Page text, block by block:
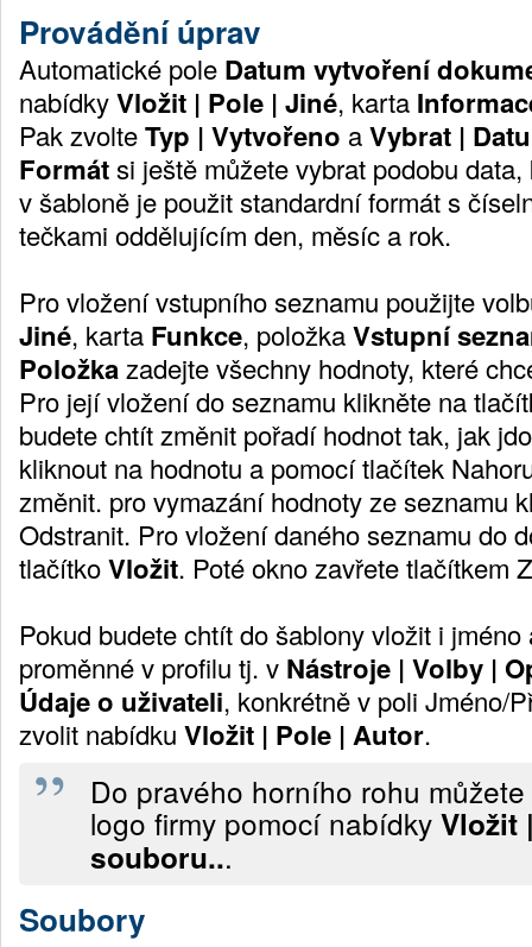
Provádění úprav
Automatické pole Datum vytvoření
nabídkyVložit | Pole | Jiné, karta
Pak zvolteTyp | Vytvořeno aVybrat |
Formátsi ještě můžete vybrat podobu
v šabloně je použit standardní formát s
tečkami oddělujícím den, měsíc a rok.
Pro vložení vstupního seznamu použijte
Jiné, karta Funkce, položkaVstupní
Položkazadejte všechny hodnoty, které
Pro její vložení do seznamu klikněte na
budete chtít změnit pořadí hodnot tak, jak
kliknout na hodnotu a pomocí tlačítek
změnit. pro vymazání hodnoty ze seznamu
Odstranit. Pro vložení daného seznamu do
tlačítkoVložit. Poté okno zavřete tlačítkem
Pokud budete chtít do šablony vložit i
proměnné v profilu tj. v Nástroje | Volby |
Údaje o uživateli, konkrétně v poli Jméno/
zvolit nabídku Vložit | Pole | Autor.
Do pravého horního rohu
logo firmy pomocí nabídky Vložit
souboru...
Soubory